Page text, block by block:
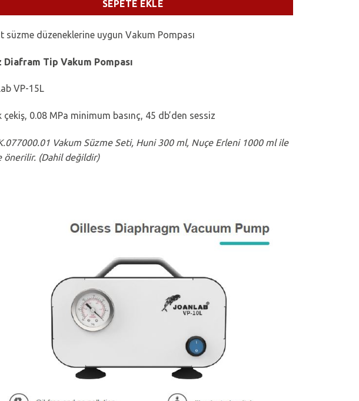
SEPETE EKLE
süzme düzeneklerine uygun Vakum Pompası
Diafram Tip Vakum Pompası
VP-15L
çekiş, 0.08 MPa minimum basınç, 45 db’den sessiz
Vakum Süzme Seti, Huni 300 ml, Nuçe Erleni 1000 ml ile
önerilir. (Dahil değildir)